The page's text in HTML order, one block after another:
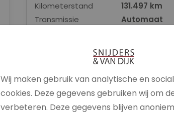
Kilometerstand
131.497 km
Transmissie
Automaat
Elektrisch
Bekijk auto
Wij maken gebruik van analytische en
cookies. Deze gegevens gebruiken wij om
verbeteren. Deze gegevens blijven